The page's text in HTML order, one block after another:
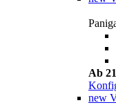
Ab
new